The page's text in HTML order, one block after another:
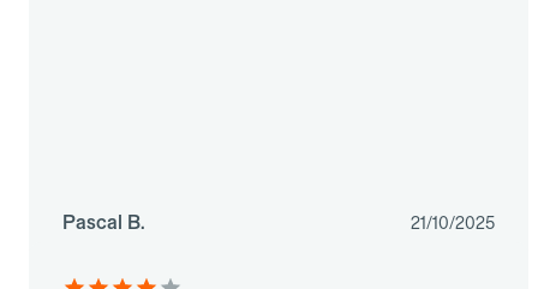
Pascal B. 21/10/2025